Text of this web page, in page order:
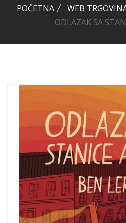
POČETNA WEB
ODLAZAK SA